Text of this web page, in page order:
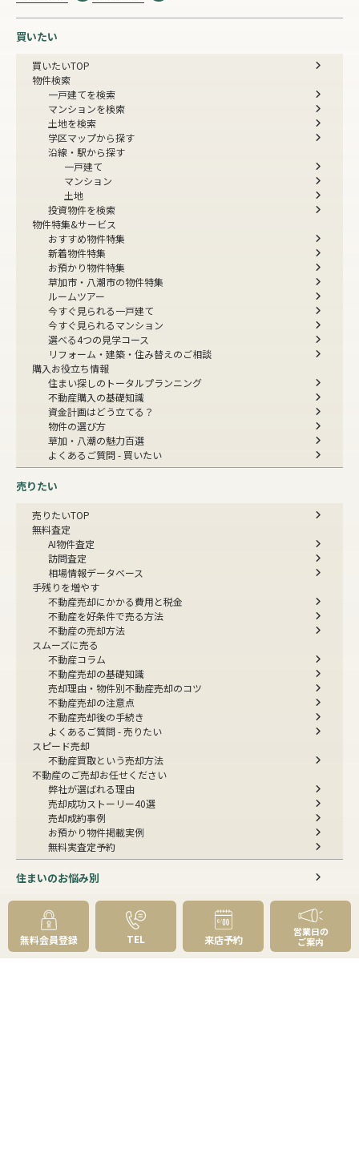
買いたい
買いたいTOP
物件検索
一戸建てを検索
マンションを検索
土地を検索
学区マップから探す
沿線・駅から探す
一戸建て
マンション
土地
投資物件を検索
物件特集&サービス
おすすめ物件特集
新着物件特集
お預かり物件特集
草加市・八潮市の物件特集
ルームツアー
今すぐ見られる一戸建て
今すぐ見られるマンション
選べる4つの見学コース
リフォーム・建築・住み替えのご相談
購入お役立ち情報
住まい探しのトータルプランニング
不動産購入の基礎知識
資金計画はどう立てる？
物件の選び方
草加・八潮の魅力百選
よくあるご質問 - 買いたい
売りたい
売りたいTOP
無料査定
AI物件査定
訪問査定
相場情報データベース
手残りを増やす
不動産売却にかかる費用と税金
不動産を好条件で売る方法
不動産の売却方法
スムーズに売る
不動産コラム
不動産売却の基礎知識
売却理由・物件別不動産売却のコツ
不動産売却の注意点
不動産売却後の手続き
よくあるご質問 - 売りたい
スピード売却
不動産買取という売却方法
不動産のご売却お任せください
弊社が選ばれる理由
売却成功ストーリー40選
売却成約事例
お預かり物件掲載実例
無料実査定予約
住まいのお悩み別
会社案内
会社案内TOP
私たちについて
無料会員登録 TEL 来店予約
営業日の
ご案内